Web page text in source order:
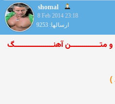
shomal
8 Feb 2014 23:18
ارسالها: 9253
و متـــــــــــــــن آهنــــــــــــــــــــگ
)